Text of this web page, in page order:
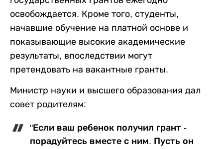
освобождается. Кроме того, студенты,
начавшие обучение на платной основе и
показывающие высокие академические
результаты, впоследствии могут
претендовать на вакантные гранты.
Министр науки и высшего образования дал
совет родителям:
"Если ваш ребенок получил грант -
порадуйтесь вместе с ним. Пусть он